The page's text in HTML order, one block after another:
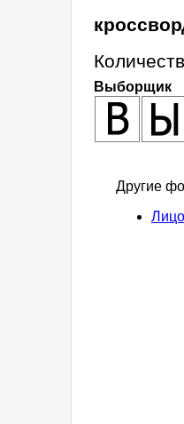
Выборщик
Другие